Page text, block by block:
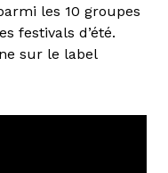
les 10 groupes
festivals d’été.
sur le label